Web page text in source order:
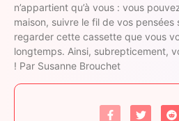
n’appartient qu’à vous : vous
maison, suivre le fil de vos pensées
regarder cette cassette que vous
longtemps. Ainsi, subrepticement,
! Par Susanne Brouchet